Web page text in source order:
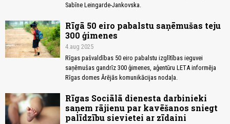
Sabīne Leingarde-Jankovska.
Rīgā 50 eiro pabalstu saņēmušas teju
300 ģimenes
4.aug 2025
Rīgas pašvaldības 50 eiro pabalstu izglītības ieguvei
saņēmušas gandrīz 300 ģimenes, aģentūru LETA informēja
Rīgas domes Ārējās komunikācijas nodaļa.
Rīgas Sociālā dienesta darbinieki
saņem rājienu par kavēšanos sniegt
palīdzību sievietei ar zīdaini